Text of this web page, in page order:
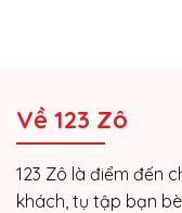
Về 123 Zô
123 Zô là điểm đến
khách, tụ tập bạn